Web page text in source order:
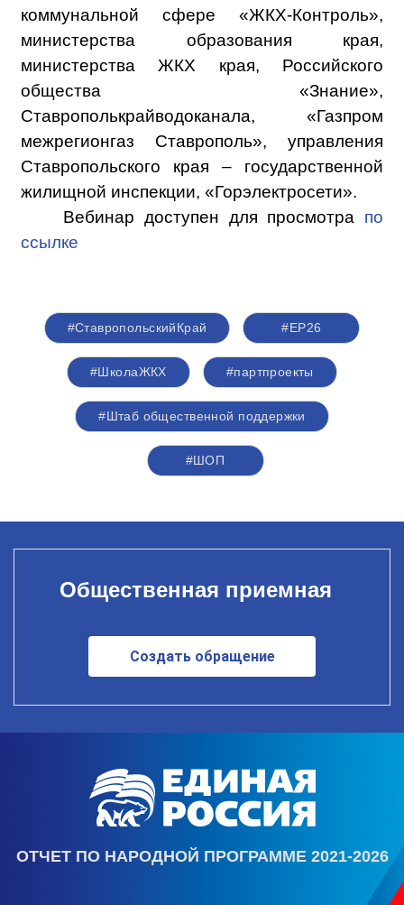
коммунальной сфере «ЖКХ-Контроль»,
министерства образования края,
министерства ЖКХ края, Российского
общества «Знание»,
Ставрополькрайводоканала, «Газпром
межрегионгаз Ставрополь», управления
Ставропольского края – государственной
жилищной инспекции, «Горэлектросети».
Вебинар доступен для просмотра по
ссылке
#СтавропольскийКрай #ЕР26
#ШколаЖКХ #партпроекты
#Штаб общественной поддержки
#ШОП
Общественная приемная
Создать обращение
ОТЧЕТ ПО НАРОДНОЙ ПРОГРАММЕ 2021-2026